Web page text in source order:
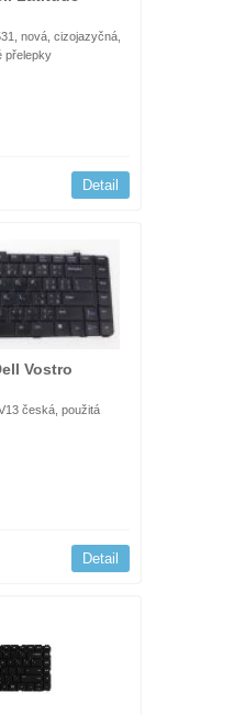
nová, cizojazyčná,
přelepky
Detail
Vostro
česká, použitá
Detail